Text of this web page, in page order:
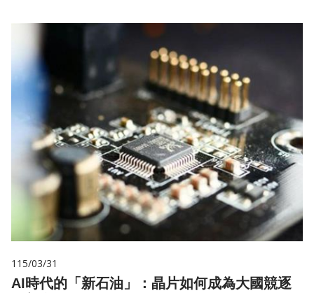
115/03/31
AI時代的「新石油」：晶片如何成為大國競逐